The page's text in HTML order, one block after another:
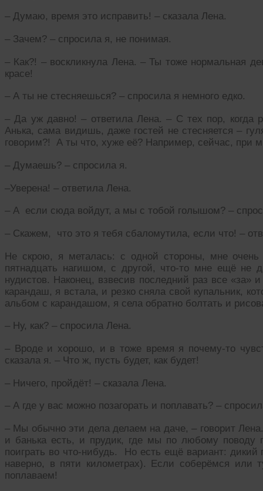
– Думаю, время это исправить! – сказала Лена.
– Зачем? – спросила я, не понимая.
– Как?! – воскликнула Лена. – Ты тоже нормальная
красе!
– А ты не стесняешься? – спросила я немного едко.
– Да уж давно! – ответила Лена. – С тех пор, когда
Анька, сама видишь, даже гостей не стесняется –
говорим?! А ты что, хуже её? Например, сейчас, при
– Думаешь? – спросила я.
–Уверена! – ответила Лена.
– А если сюда войдут, а мы с тобой голышом? –
– Скажем, что это я тебя сбаломутила, если что! –
Не скрою, я металась: с одной стороны, мне
пятнадцать нагишом, с другой, что-то мне ещё не
нудистов. Наконец, взвесив последний раз все
карандаш, я встала, и резко сняла свой купальник,
альбом с карандашом, я села обратно болтать и
– Ну, как? – спросила Лена.
– Вроде и хорошо, и в тоже время я почему-то
сказала я. – Что ж, пусть будет, как будет!
– Ничего, пройдёт! – сказала Лена.
– А где у вас можно позагорать и поплавать? –
– Мы обычно эти дела делаем на даче, – говорит
и банька есть, и прудик, где мы по любому
поиграть во что-нибудь. Но есть ещё вариант: дикий
наверно, в пяти километрах). Если соберёмся или
поплаваем!